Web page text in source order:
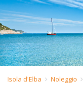
Isola d'Elba Noleggio